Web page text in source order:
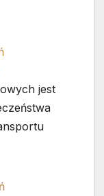
jest